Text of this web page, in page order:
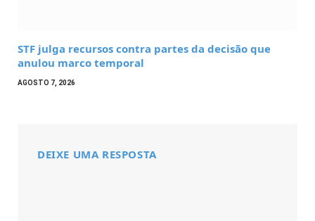
STF julga recursos contra partes da decisão que
anulou marco temporal
AGOSTO 7, 2026
DEIXE UMA RESPOSTA